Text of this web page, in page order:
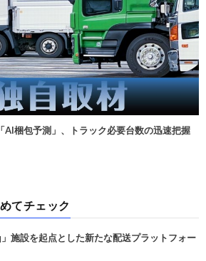
AI梱包予測」、トラック必要台数の迅速把握
てチェック
施設を起点とした新たな配送プラットフォー